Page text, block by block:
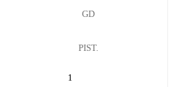
GD
PIST.
1